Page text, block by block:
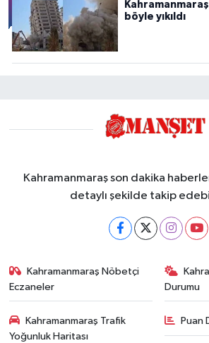
böyle yıkıldı
Kahramanmaraş son dakika
detaylı şekilde takip
Kahramanmaraş Nöbetçi
Eczaneler
Durumu
Kahramanmaraş Trafik
Yoğunluk Haritası
Puan